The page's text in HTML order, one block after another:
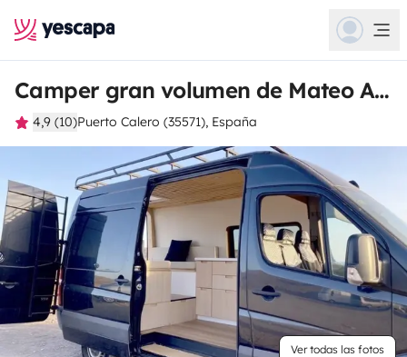
Camper gran volumen de Mateo Andres
4,9 (10)Puerto Calero (35571), España
Ver todas las fotos